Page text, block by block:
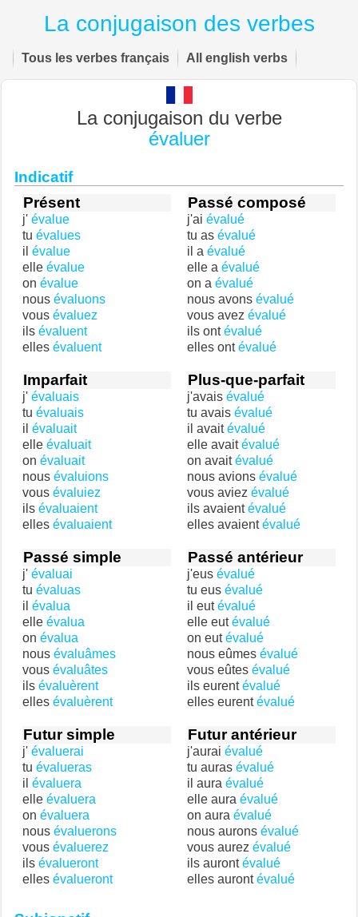
La conjugaison des verbes
Tous les verbes français All english verbs
La conjugaison du verbe
évaluer
Indicatif
Présent
j' évalue
tu évalues
il évalue
elle évalue
on évalue
nous évaluons
vous évaluez
ils évaluent
elles évaluent
Passé composé
j'ai évalué
tu as évalué
il a évalué
elle a évalué
on a évalué
nous avons évalué
vous avez évalué
ils ontévalué
elles ontévalué
Imparfait
j' évaluais
tu évaluais
il évaluait
elle évaluait
on évaluait
nous évaluions
vous évaluiez
ils évaluaient
elles évaluaient
Plus-que-parfait
j'avais évalué
tu avais évalué
il avaitévalué
elle avaitévalué
on avaitévalué
nous avions évalué
vous aviez évalué
ils avaientévalué
elles avaientévalué
Passé simple
j' évaluai
tu évaluas
il évalua
elle évalua
on évalua
nous évaluâmes
vous évaluâtes
ils évaluèrent
elles évaluèrent
Passé antérieur
j'eus évalué
tu eus évalué
il eutévalué
elle eutévalué
on eutévalué
nous eûmes évalué
vous eûtes évalué
ils eurentévalué
elles eurentévalué
Futur simple
j' évaluerai
tu évalueras
il évaluera
elle évaluera
on évaluera
nous évaluerons
vous évaluerez
ils évalueront
elles évalueront
Futur antérieur
j'aurai évalué
tu auras évalué
il aura évalué
elle aura évalué
on aura évalué
nous aurons évalué
vous aurez évalué
ils aurontévalué
elles aurontévalué